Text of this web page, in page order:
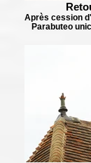
Après cession
Parabuteo